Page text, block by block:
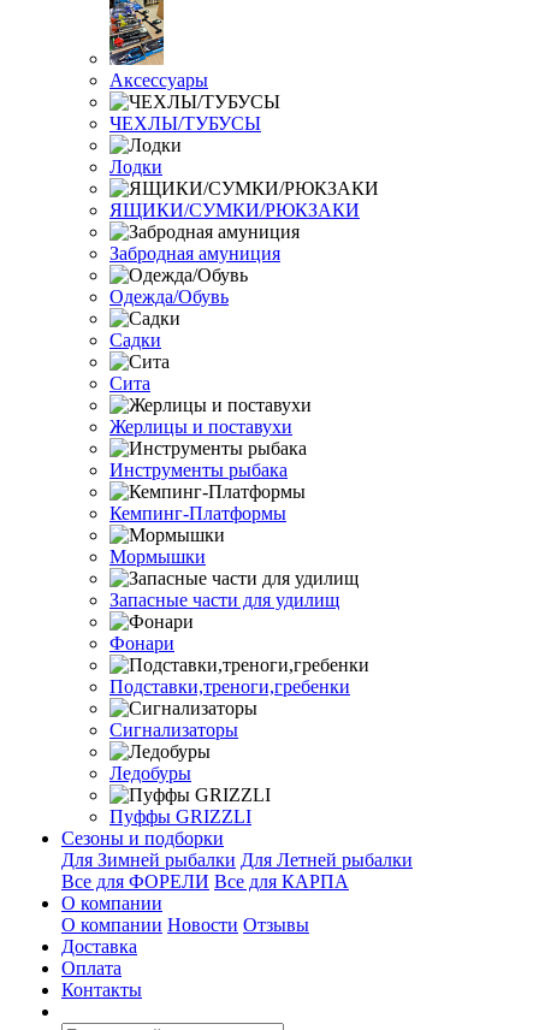
Аксессуары
ЧЕХЛЫ/ТУБУСЫ
Лодки
ЯЩИКИ/СУМКИ/РЮКЗАКИ
Забродная амуниция
Одежда/Обувь
Садки
Сита
Жерлицы и поставухи
Инструменты рыбака
Кемпинг-Платформы
Мормышки
Запасные части для удилищ
Фонари
Подставки,треноги,гребенки
Сигнализаторы
Ледобуры
Пуффы GRIZZLI
Сезоны и подборки
Для Зимней рыбалки Для Летней рыбалки
Все для ФОРЕЛИ Все для КАРПА
О компании
О компании Новости Отзывы
Доставка
Оплата
Контакты